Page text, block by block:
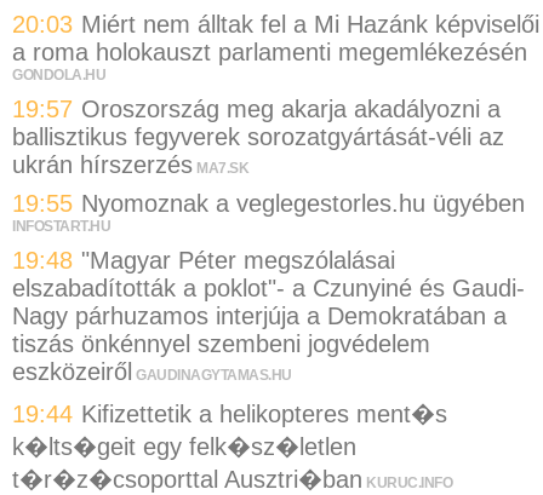
20:03 Miért nem álltak fel a Mi Hazánk képviselői
a roma holokauszt parlamenti megemlékezésén
GONDOLA.HU
19:57 Oroszország meg akarja akadályozni a
ballisztikus fegyverek sorozatgyártását-véli az
ukrán hírszerzés MA7.SK
19:55 Nyomoznak a veglegestorles.hu ügyében
INFOSTART.HU
19:48 "Magyar Péter megszólalásai
elszabadították a poklot"- a Czunyiné és Gaudi-
Nagy párhuzamos interjúja a Demokratában a
tiszás önkénnyel szembeni jogvédelem
eszközeiről GAUDINAGYTAMAS.HU
19:44 Kifizettetik a helikopteres ment�s
k�lts�geit egy felk�sz�letlen
t�r�z�csoporttal Ausztri�ban KURUC.INFO